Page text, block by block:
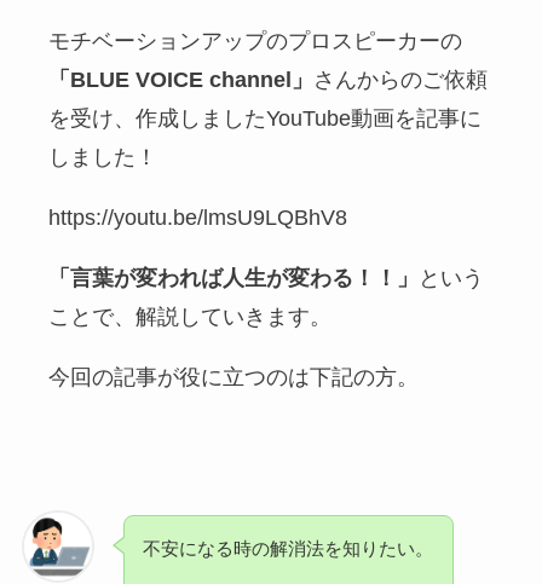
モチベーションアップのプロスピーカーの
「BLUE VOICE channel」 さんからのご依頼
を受け、作成しましたYouTube動画を記事に
しました！
https://youtu.be/lmsU9LQBhV8
「言葉が変われば人生が変わる！！」
という
ことで、解説していきます。
今回の記事が役に立つのは下記の方。
不安になる時の解消法を知りたい。